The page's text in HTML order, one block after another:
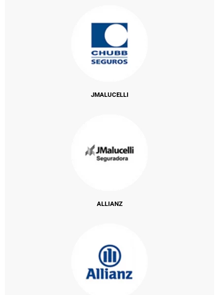
JMALUCELLI
ALLIANZ